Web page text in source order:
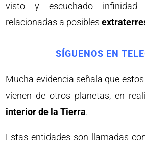
visto y escuchado infinidad
relacionadas a posibles
SÍGUENOS EN
Mucha evidencia señala que
vienen de otros planetas, en
interior de la Tierra.
Estas entidades son llamadas